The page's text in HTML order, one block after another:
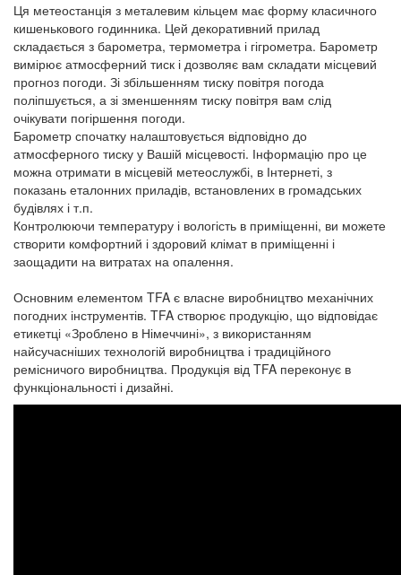
Ця метеостанція з металевим кільцем має форму класичного
кишенькового годинника. Цей декоративний прилад
складається з барометра, термометра і гігрометра. Барометр
вимірює атмосферний тиск і дозволяє вам складати місцевий
прогноз погоди. Зі збільшенням тиску повітря погода
поліпшується, а зі зменшенням тиску повітря вам слід
очікувати погіршення погоди.
Барометр спочатку налаштовується відповідно до
атмосферного тиску у Вашій місцевості. Інформацію про це
можна отримати в місцевій метеослужбі, в Інтернеті, з
показань еталонних приладів, встановлених в громадських
будівлях і т.п.
Контролюючи температуру і вологість в приміщенні, ви можете
створити комфортний і здоровий клімат в приміщенні і
заощадити на витратах на опалення.
Основним елементом TFA є власне виробництво механічних
погодних інструментів. TFA створює продукцію, що відповідає
етикетці «Зроблено в Німеччині», з використанням
найсучасніших технологій виробництва і традиційного
ремісничого виробництва. Продукція від TFA переконує в
функціональності і дизайні.